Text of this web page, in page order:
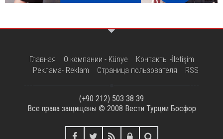
Главная О компании - Künye
Контакты -İletişim
Реклама- Reklam
Страница пользователя RSS
(+90 212) 503 38 39
Все права защищены © 2008 Вести Турции Босфор